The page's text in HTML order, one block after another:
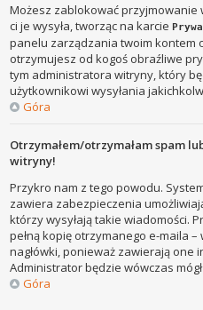
Możesz zablokować
ci je wysyła, tworząc na karcie
panelu zarządzania twoim kontem
otrzymujesz od kogoś obraźliwe
tym administratora witryny, który
użytkownikowi wysyłania
Góra
Otrzymałem/otrzymałam spam
witryny!
Przykro nam z tego powodu.
zawiera zabezpieczenia
którzy wysyłają takie wiadomości.
pełną kopię otrzymanego e-maila
nagłówki, ponieważ zawierają one
Administrator będzie wówczas
Góra